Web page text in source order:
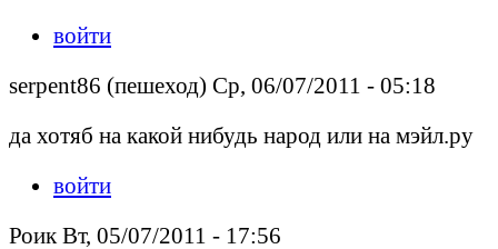
войти
serpent86 (пешеход) Ср, 06/07/2011 - 05:18
да хотяб на какой нибудь народ или на мэйл.ру
войти
Роик Вт, 05/07/2011 - 17:56